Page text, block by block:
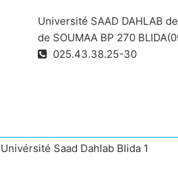
Université SAAD DAHLAB
de SOUMAA BP 270
025.43.38.25-30
Saad Dahlab Blida 1